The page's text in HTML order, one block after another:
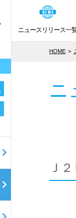
ニュースリリース一
HOME
ニ
Ｊ